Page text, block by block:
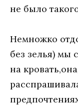
не было
Немножко
без зелья) мы
на